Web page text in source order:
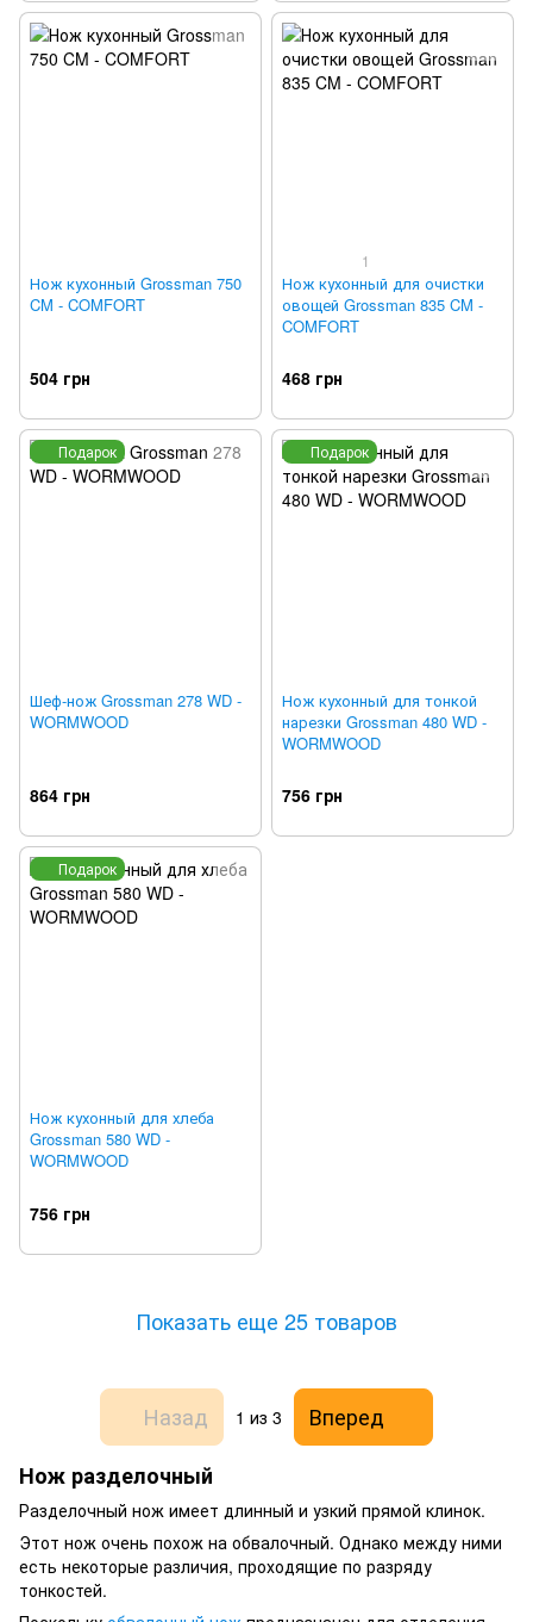
Нож кухонный Grossman 750
CM - COMFORT
504 грн
1
Нож кухонный для очистки
овощей Grossman 835 CM -
COMFORT
468 грн
Подарок
Шеф-нож Grossman 278 WD -
WORMWOOD
864 грн
Подарок
Нож кухонный для тонкой
нарезки Grossman 480 WD -
WORMWOOD
756 грн
Подарок
Нож кухонный для хлеба
Grossman 580 WD -
WORMWOOD
756 грн
Показать еще 25 товаров
Назад 1 из 3
Вперед
Нож разделочный
Разделочный нож имеет длинный и узкий прямой клинок.
Этот нож очень похож на обвалочный. Однако между ними
есть некоторые различия, проходящие по разряду
тонкостей.